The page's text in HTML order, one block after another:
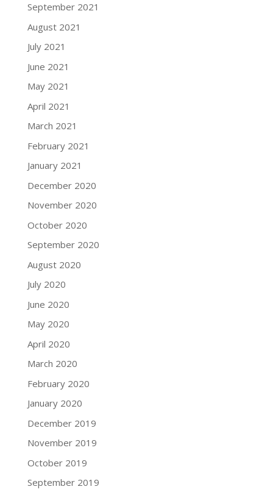
September 2021
August 2021
July 2021
June 2021
May 2021
April 2021
March 2021
February 2021
January 2021
December 2020
November 2020
October 2020
September 2020
August 2020
July 2020
June 2020
May 2020
April 2020
March 2020
February 2020
January 2020
December 2019
November 2019
October 2019
September 2019